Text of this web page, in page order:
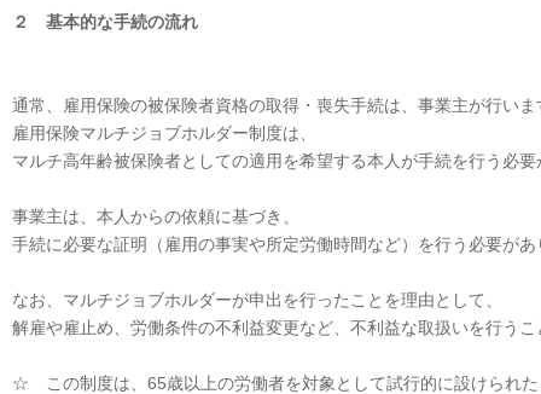
２ 基本的な手続の流れ
通常、雇用保険の被保険者資格の取得・喪失手続は、事業主が行いま
雇用保険マルチジョブホルダー制度は、
マルチ高年齢被保険者としての適用を希望する本人が手続を行う必
事業主は、本人からの依頼に基づき、
手続に必要な証明（雇用の事実や所定労働時間など）を行う必要があ
なお、マルチジョブホルダーが申出を行ったことを理由として、
解雇や雇止め、労働条件の不利益変更など、不利益な取扱いを行う
☆ この制度は、65歳以上の労働者を対象として試行的に設けられた